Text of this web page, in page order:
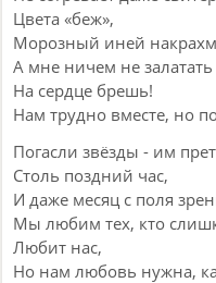
Цвета «беж»,
Морозный иней
А мне ничем не залатать
На сердце брешь!
Нам трудно вместе, но
Погасли звёзды - им
Столь поздний час,
И даже месяц с поля
Мы любим тех, кто
Любит нас,
Но нам любовь нужна,